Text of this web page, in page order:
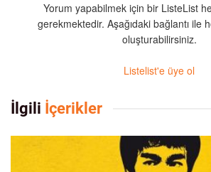
Yorum yapabilmek için bir ListeList
gerekmektedir. Aşağıdaki bağlantı ile
oluşturabilirsiniz.
Listelist'e üye ol
İlgili İçerikler